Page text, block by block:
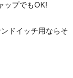
ップでもOK!
ドイッチ用ならそ